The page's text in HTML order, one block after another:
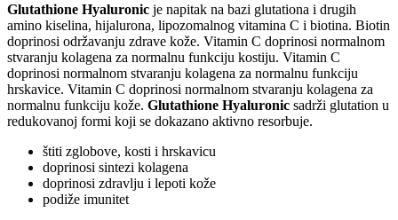
Glutathione Hyaluronic je napitak na bazi glutationa i drugih
amino kiselina, hijalurona, lipozomalnog vitamina C i biotina. Biotin
doprinosi održavanju zdrave kože. Vitamin C doprinosi normalnom
stvaranju kolagena za normalnu funkciju kostiju. Vitamin C
doprinosi normalnom stvaranju kolagena za normalnu funkciju
hrskavice. Vitamin C doprinosi normalnom stvaranju kolagena za
normalnu funkciju kože. Glutathione Hyaluronic sadrži glutation u
redukovanoj formi koji se dokazano aktivno resorbuje.
štiti zglobove, kosti i hrskavicu
doprinosi sintezi kolagena
doprinosi zdravlju i lepoti kože
podiže imunitet